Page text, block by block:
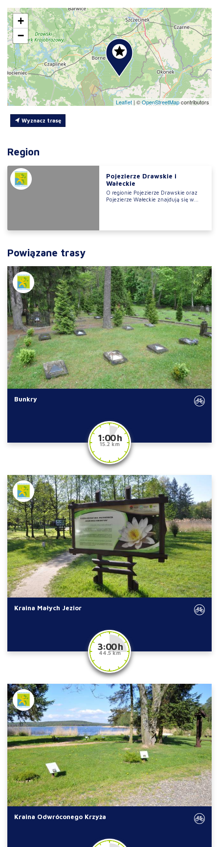
+
−
Leaflet | ©OpenStreetMapcontributors
Wyznacz trasę
Region
Pojezierze Drawskie i
Wałeckie
O regionie Pojezierze Drawskie oraz
Pojezierze Wałeckie znajdują się w...
Powiązane trasy
Bunkry
1:00 h
15.2 km
Kraina Małych Jezior
3:00 h
44.5 km
Kraina Odwróconego Krzyża